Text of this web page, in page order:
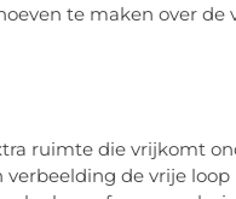
te maken over
ruimte die vrijkomt
de vrije